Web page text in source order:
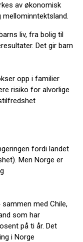
av økonomisk
mellominntektsland.
liv, fra bolig til
Det gir barn
opp i familier
risiko for alvorlige
fordi landet
Men Norge er
sammen med Chile,
som har
på ti år. Det
i Norge